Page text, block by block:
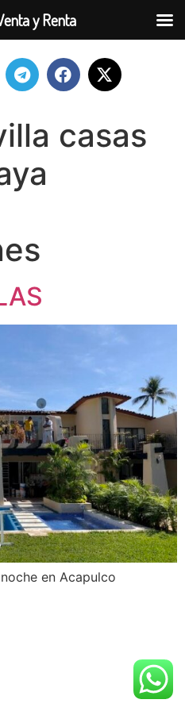
casas
en Acapulco
y Renta